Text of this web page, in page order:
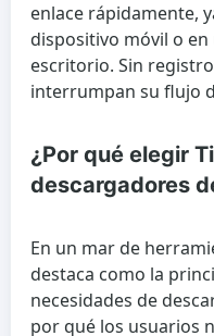
enlace rápidamente,
dispositivo móvil o
escritorio. Sin
interrumpan su flujo
¿Por qué elegir
descargadores
En un mar de
destaca como la
necesidades de
por qué los usuarios